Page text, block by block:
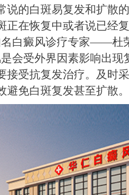
说的白斑易复发和扩散
正在恢复中或者说已经
名白癜风诊疗专家——杜
会受外界因素影响出现
接受抗复发治疗。及时
避免白斑复发甚至扩散。